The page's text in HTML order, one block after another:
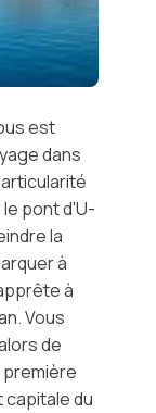
est
dans
pont d'U-
la
à
à
Vous
de
capitale du